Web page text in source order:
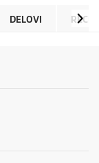
DELOVI